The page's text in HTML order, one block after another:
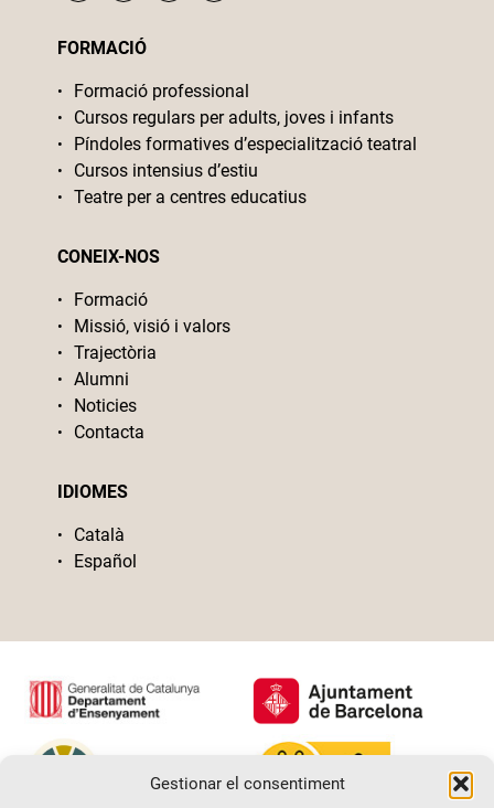
Gestionar el consentiment
FORMACIÓ
Formació professional
Cursos regulars per adults, joves i infants
Píndoles formatives d’especialització teatral
Cursos intensius d’estiu
Teatre per a centres educatius
CONEIX-NOS
Formació
Missió, visió i valors
Trajectòria
Alumni
Noticies
Contacta
IDIOMES
Català
Español